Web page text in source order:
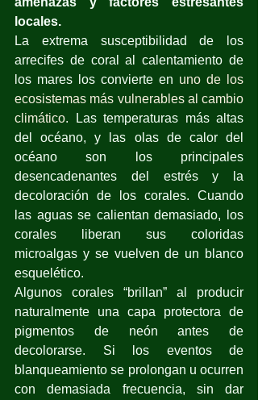
locales.
La extrema susceptibilidad de los
arrecifes de coral al calentamiento de
los mares los convierte en uno de los
ecosistemas más vulnerables al cambio
climático. Las temperaturas más altas
del océano, y las olas de calor del
océano son los principales
desencadenantes del estrés y la
decoloración de los corales. Cuando
las aguas se calientan demasiado, los
corales liberan sus coloridas
microalgas y se vuelven de un blanco
esquelético.
Algunos corales “brillan” al producir
naturalmente una capa protectora de
pigmentos de neón antes de
decolorarse. Si los eventos de
blanqueamiento se prolongan u ocurren
con demasiada frecuencia, sin dar